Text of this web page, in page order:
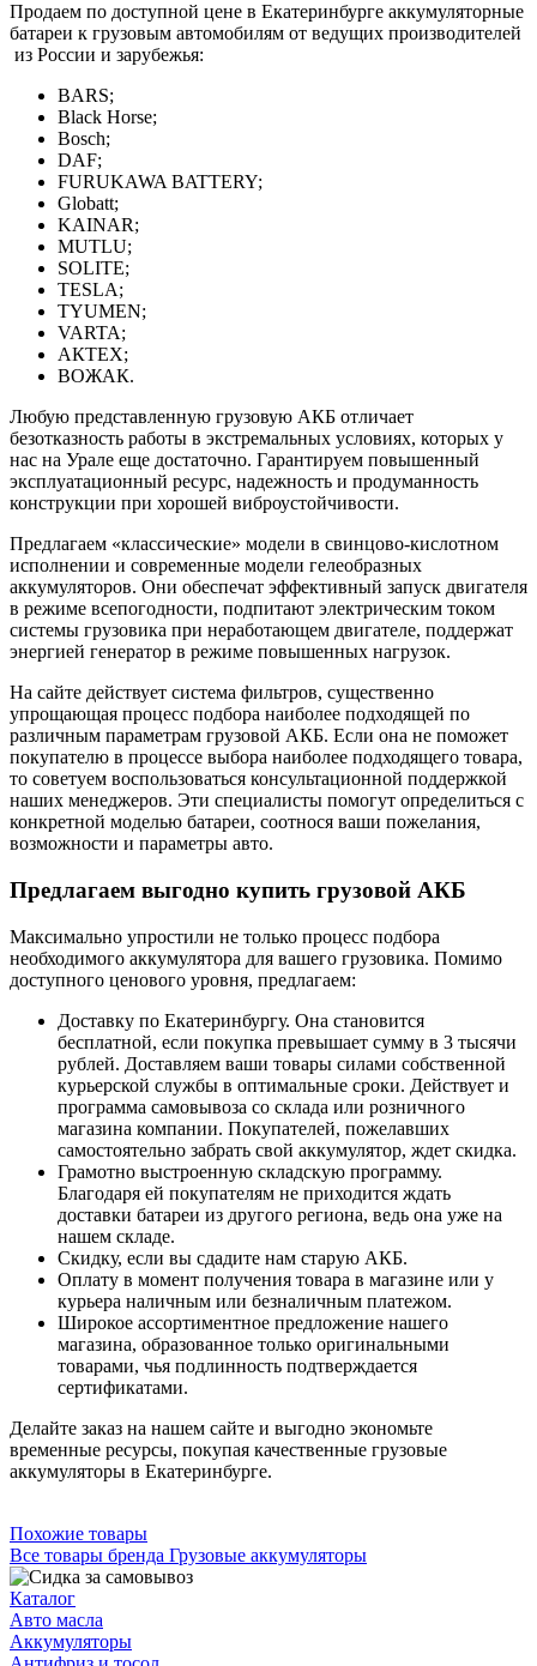
Продаем по доступной цене в Екатеринбурге аккумуляторные
батареи к грузовым автомобилям от ведущих производителей
из России и зарубежья:
BARS;
Black Horse;
Bosch;
DAF;
FURUKAWA BATTERY;
Globatt;
KAINAR;
MUTLU;
SOLITE;
TESLA;
TYUMEN;
VARTA;
АКТЕХ;
ВОЖАК.
Любую представленную грузовую АКБ отличает
безотказность работы в экстремальных условиях, которых у
нас на Урале еще достаточно. Гарантируем повышенный
эксплуатационный ресурс, надежность и продуманность
конструкции при хорошей виброустойчивости.
Предлагаем «классические» модели в свинцово-кислотном
исполнении и современные модели гелеобразных
аккумуляторов. Они обеспечат эффективный запуск двигателя
в режиме всепогодности, подпитают электрическим током
системы грузовика при неработающем двигателе, поддержат
энергией генератор в режиме повышенных нагрузок.
На сайте действует система фильтров, существенно
упрощающая процесс подбора наиболее подходящей по
различным параметрам грузовой АКБ. Если она не поможет
покупателю в процессе выбора наиболее подходящего товара,
то советуем воспользоваться консультационной поддержкой
наших менеджеров. Эти специалисты помогут определиться с
конкретной моделью батареи, соотнося ваши пожелания,
возможности и параметры авто.
Предлагаем выгодно купить грузовой АКБ
Максимально упростили не только процесс подбора
необходимого аккумулятора для вашего грузовика. Помимо
доступного ценового уровня, предлагаем:
Доставку по Екатеринбургу. Она становится
бесплатной, если покупка превышает сумму в 3 тысячи
рублей. Доставляем ваши товары силами собственной
курьерской службы в оптимальные сроки. Действует и
программа самовывоза со склада или розничного
магазина компании. Покупателей, пожелавших
самостоятельно забрать свой аккумулятор, ждет скидка.
Грамотно выстроенную складскую программу.
Благодаря ей покупателям не приходится ждать
доставки батареи из другого региона, ведь она уже на
нашем складе.
Скидку, если вы сдадите нам старую АКБ.
Оплату в момент получения товара в магазине или у
курьера наличным или безналичным платежом.
Широкое ассортиментное предложение нашего
магазина, образованное только оригинальными
товарами, чья подлинность подтверждается
сертификатами.
Делайте заказ на нашем сайте и выгодно экономьте
временные ресурсы, покупая качественные грузовые
аккумуляторы в Екатеринбурге.
Похожие товары
Все товары бренда Грузовые аккумуляторы
Каталог
Авто масла
Аккумуляторы